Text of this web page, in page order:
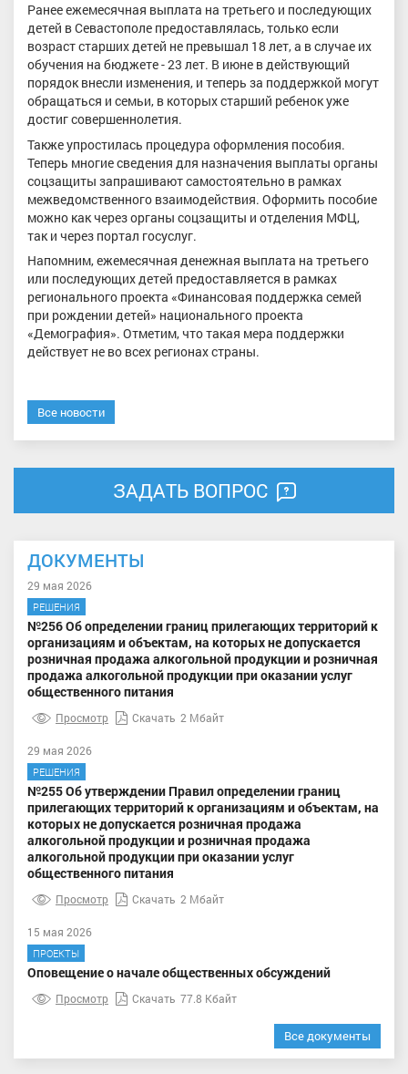
Ранее ежемесячная выплата на третьего и последующих
детей в Севастополе предоставлялась, только если
возраст старших детей не превышал 18 лет, а в случае их
обучения на бюджете - 23 лет. В июне в действующий
порядок внесли изменения, и теперь за поддержкой могут
обращаться и семьи, в которых старший ребенок уже
достиг совершеннолетия.
Также упростилась процедура оформления пособия.
Теперь многие сведения для назначения выплаты органы
соцзащиты запрашивают самостоятельно в рамках
межведомственного взаимодействия. Оформить пособие
можно как через органы соцзащиты и отделения МФЦ,
так и через портал госуслуг.
Напомним, ежемесячная денежная выплата на третьего
или последующих детей предоставляется в рамках
регионального проекта «Финансовая поддержка семей
при рождении детей» национального проекта
«Демография». Отметим, что такая мера поддержки
действует не во всех регионах страны.
Все новости
ЗАДАТЬ ВОПРОС
ДОКУМЕНТЫ
29 мая 2026
РЕШЕНИЯ
№256 Об определении границ прилегающих территорий к
организациям и объектам, на которых не допускается
розничная продажа алкогольной продукции и розничная
продажа алкогольной продукции при оказании услуг
общественного питания
Просмотр Скачать 2 Мбайт
29 мая 2026
РЕШЕНИЯ
№255 Об утверждении Правил определении границ
прилегающих территорий к организациям и объектам, на
которых не допускается розничная продажа
алкогольной продукции и розничная продажа
алкогольной продукции при оказании услуг
общественного питания
Просмотр Скачать 2 Мбайт
15 мая 2026
ПРОЕКТЫ
Оповещение о начале общественных обсуждений
Просмотр Скачать 77.8 Кбайт
Все документы